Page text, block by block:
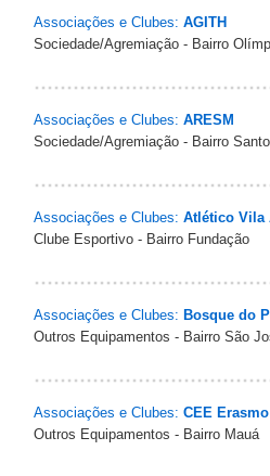
Associações e Clubes: AGITH
Sociedade/Agremiação - Bairro
Associações e Clubes: ARESM
Sociedade/Agremiação - Bairro
Associações e Clubes: Atlético Vila
Clube Esportivo - Bairro Fundação
Associações e Clubes: Bosque do
Outros Equipamentos - Bairro São
Associações e Clubes: CEE
Outros Equipamentos - Bairro Mauá